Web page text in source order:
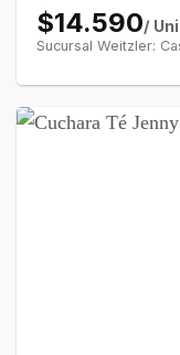
$14.590/
Sucursal Weitzler: